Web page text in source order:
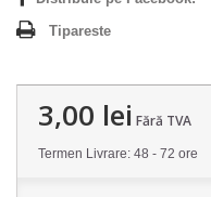
Tipareste
3,00 lei Fără TVA
Termen Livrare: 48 - 72 ore